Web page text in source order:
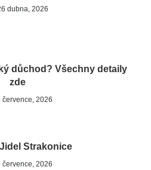
dubna, 2026
důchod? Všechny detaily
zde
července, 2026
Strakonice
července, 2026